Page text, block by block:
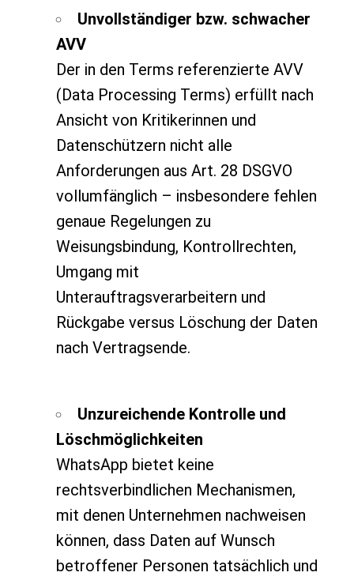
Unvollständiger bzw. schwacher
AVV
Der in den Terms referenzierte AVV
(Data Processing Terms) erfüllt nach
Ansicht von Kritikerinnen und
Datenschützern nicht alle
Anforderungen aus Art. 28 DSGVO
vollumfänglich – insbesondere fehlen
genaue Regelungen zu
Weisungsbindung, Kontrollrechten,
Umgang mit
Unterauftragsverarbeitern und
Rückgabe versus Löschung der Daten
nach Vertragsende.
Unzureichende Kontrolle und
Löschmöglichkeiten
WhatsApp bietet keine
rechtsverbindlichen Mechanismen,
mit denen Unternehmen nachweisen
können, dass Daten auf Wunsch
betroffener Personen tatsächlich und